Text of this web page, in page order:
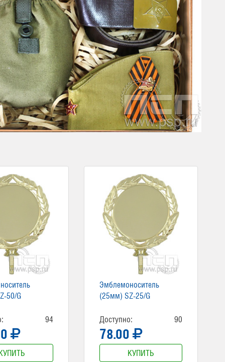
50/G
94
Эмблемоноситель
(25мм) SZ-25/G
Доступно: 90
78.00
КУПИТЬ